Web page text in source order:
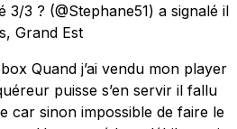
3/3 ? (@Stephane51) a signalé il
Grand Est
Quand j’ai vendu mon player
puisse s’en servir il fallu
car sinon impossible de faire le